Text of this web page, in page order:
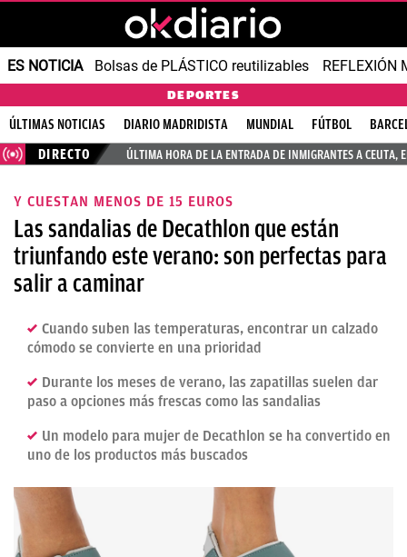
ES NOTICIA Bolsas de PLÁSTICO reutilizables REFLEXIÓN
DEPORTES
ÚLTIMAS NOTICIAS DIARIO MADRIDISTA MUNDIAL FÚTBOL
DIRECTO
ÚLTIMA HORA DE LA ENTRADA DE INMIGRANTES A CEUTA,
Y CUESTAN MENOS DE 15 EUROS
Las sandalias de Decathlon que están
triunfando este verano: son perfectas para
salir a caminar
Cuando suben las temperaturas, encontrar un calzado
cómodo se convierte en una prioridad
Durante los meses de verano, las zapatillas suelen dar
paso a opciones más frescas como las sandalias
Un modelo para mujer de Decathlon se ha convertido en
uno de los productos más buscados